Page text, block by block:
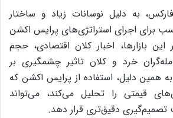
فارکس، به دلیل نوسانات زیاد و ساختار
برای اجرای استراتژی‌های پرایس اکشن
بازارها، اخبار کلان اقتصادی، حجم
خرد و کلان تاثیر چشمگیری بر
همین دلیل، استفاده از پرایس اکشن که
قیمتی را تحلیل می‌کند، می‌تواند
تصمیم‌گیری دقیق‌تری قرار دهد.